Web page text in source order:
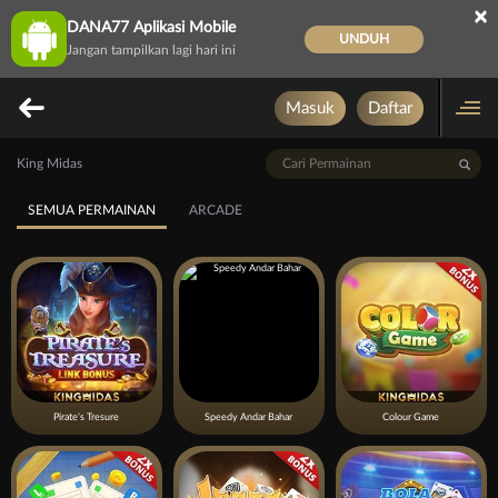
DANA77 Aplikasi Mobile
Jangan tampilkan lagi hari ini
UNDUH
×
Masuk Daftar
King Midas
SEMUA PERMAINAN ARCADE
Pirate's Tresure Speedy Andar Bahar Colour Game